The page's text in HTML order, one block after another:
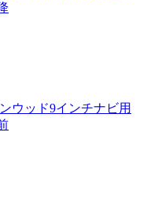
ウッド9インチナビ用